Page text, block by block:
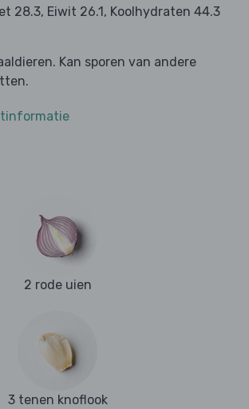
28.3, Eiwit 26.1, Koolhydraten 44.3
Kan sporen van andere
2 rode uien
3 tenen knoflook